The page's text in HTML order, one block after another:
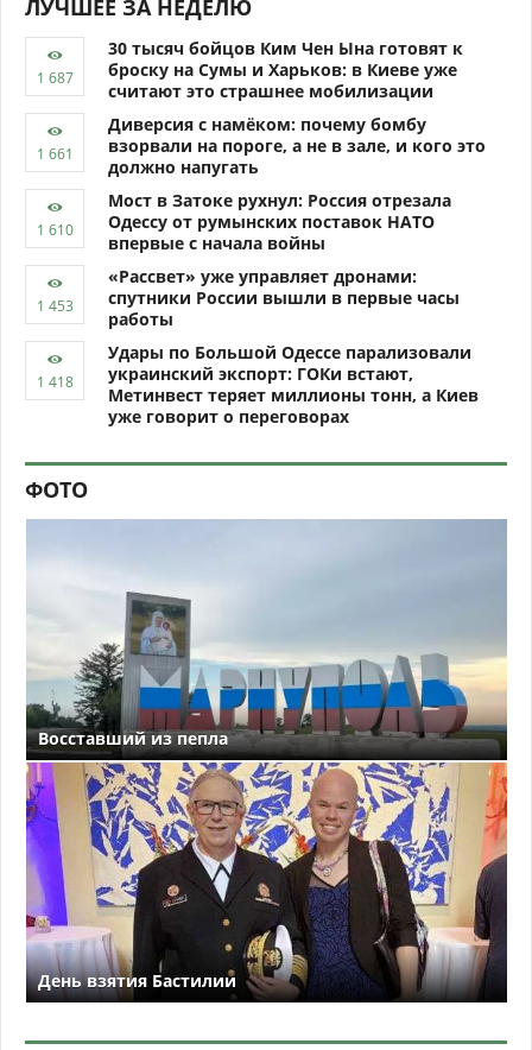
ЛУЧШЕЕ ЗА НЕДЕЛЮ
30 тысяч бойцов Ким Чен Ына готовят к
броску на Сумы и Харьков: в Киеве уже
считают это страшнее мобилизации
Диверсия с намёком: почему бомбу
взорвали на пороге, а не в зале, и кого это
должно напугать
Мост в Затоке рухнул: Россия отрезала
Одессу от румынских поставок НАТО
впервые с начала войны
«Рассвет» уже управляет дронами:
спутники России вышли в первые часы
работы
Удары по Большой Одессе парализовали
украинский экспорт: ГОКи встают,
Метинвест теряет миллионы тонн, а Киев
уже говорит о переговорах
ФОТО
Восставший из пепла
День взятия Бастилии